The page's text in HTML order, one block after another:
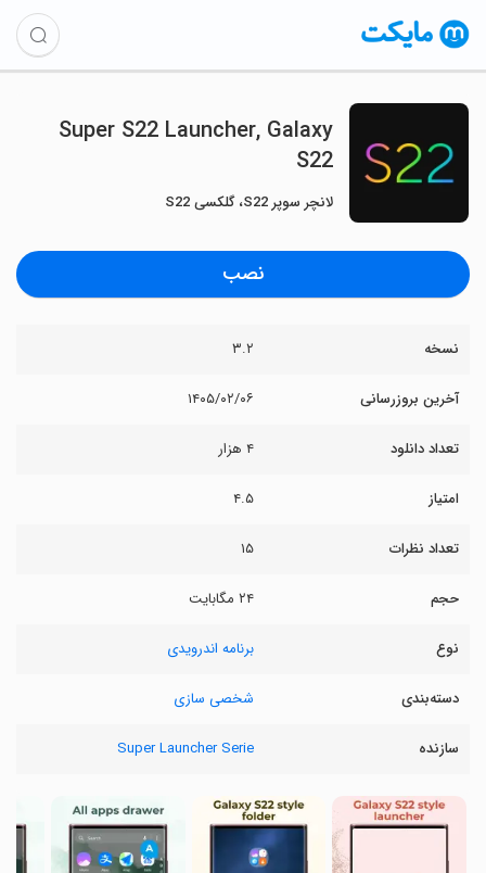
Super S22 Launcher, Galaxy
S22
لانچر سوپر S22، گلکسی S22
نصب
نسخه ۳.۲
آخرین بروزرسانی ۱۴۰۵/۰۲/۰۶
تعداد دانلود ۴ هزار
امتیاز ۴.۵
تعداد نظرات ۱۵
حجم ۲۴ مگابایت
نوع برنامه اندرویدی
دسته‌بندی شخصی سازی
سازنده Super Launcher Serie